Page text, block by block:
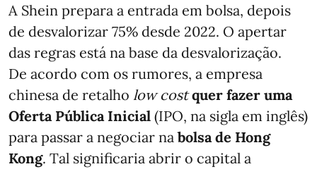
A Shein prepara a entrada em bolsa, depois
de desvalorizar 75% desde 2022. O apertar
das regras está na base da desvalorização.
De acordo com os rumores, a empresa
chinesa de retalho low cost quer fazer uma
Oferta Pública Inicial (IPO, na sigla em inglês)
para passar a negociar na bolsa de Hong
Kong. Tal significaria abrir o capital a